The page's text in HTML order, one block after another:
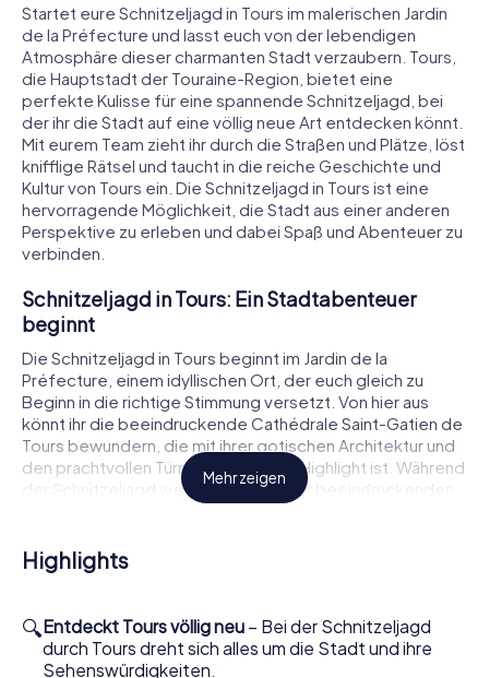
Startet eure Schnitzeljagd in Tours im malerischen Jardin
de la Préfecture und lasst euch von der lebendigen
Atmosphäre dieser charmanten Stadt verzaubern. Tours,
die Hauptstadt der Touraine-Region, bietet eine
perfekte Kulisse für eine spannende Schnitzeljagd, bei
der ihr die Stadt auf eine völlig neue Art entdecken könnt.
Mit eurem Team zieht ihr durch die Straßen und Plätze, löst
knifflige Rätsel und taucht in die reiche Geschichte und
Kultur von Tours ein. Die Schnitzeljagd in Tours ist eine
hervorragende Möglichkeit, die Stadt aus einer anderen
Perspektive zu erleben und dabei Spaß und Abenteuer zu
verbinden.
Schnitzeljagd in Tours: Ein Stadtabenteuer
beginnt
Die Schnitzeljagd in Tours beginnt im Jardin de la
Préfecture, einem idyllischen Ort, der euch gleich zu
Beginn in die richtige Stimmung versetzt. Von hier aus
könnt ihr die beeindruckende Cathédrale Saint-Gatien de
Tours bewundern, die mit ihrer gotischen Architektur und
den prachtvollen Türmen ein wahres Highlight ist. Während
der Schnitzeljagd werdet ihr an dieser beeindruckenden
Kathedrale vorbeikommen und könnt ihre Schönheit von
Fassade inspirieren, während ihr eure nächste Aufgabe in
Angriff nehmt.
Die Schnitzeljagd führt euch weiter zur Basilique Saint-
Martin de Tours, einem weiteren architektonischen
Meisterwerk, das die Geschichte der Stadt prägt. Diese
Mehr zeigen
Highlights
🔍Entdeckt Tours völlig neu – Bei der Schnitzeljagd
durch Tours dreht sich alles um die Stadt und ihre
Sehenswürdigkeiten.